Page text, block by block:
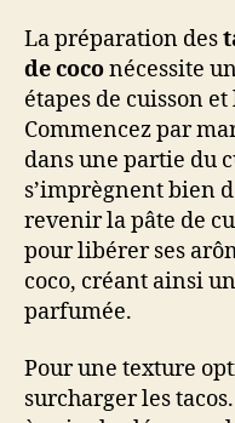
La préparation des
de coconécessite
étapes de cuisson
Commencez par
dans une partie du
s’imprègnent bien
revenir la pâte de
pour libérer ses
coco, créant ainsi
parfumée.
Pour une texture
surcharger les